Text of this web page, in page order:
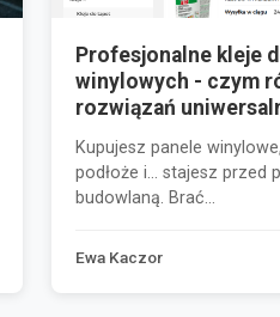
Profesjonalne kleje
winylowych - czym
rozwiązań
Kupujesz panele
podłoże i… stajesz przed
budowlaną. Brać...
Ewa Kaczor